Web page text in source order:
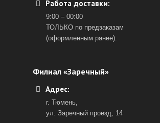
Работа доставки:
9:00 – 00:00
ТОЛЬКО по предзаказам
(оформленным ранее).
Филиал «Заречный»
Адрес:
г. Тюмень,
ул. Заречный проезд, 14